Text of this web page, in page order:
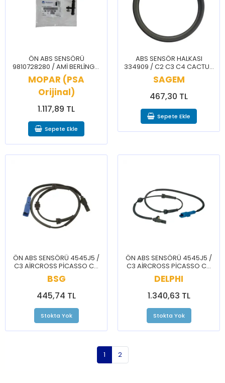
ÖN ABS SENSÖRÜ
9810728280 / AMİ BERLİNGO
C4 C4X C5 DS3 DS7 DS9
3008 308 408 5008 508
PARTNER RİFTER
MOPAR (PSA
Orijinal)
1.117,89 TL
Sepete Ekle
ABS SENSÖR HALKASI
334909 / C2 C3 C4 CACTUS
208 301
SAGEM
467,30 TL
Sepete Ekle
ÖN ABS SENSÖRÜ 4545J5 /
C3 AİRCROSS PİCASSO C4
CACTUS CELYSEE NEMO
2008 207 208 301 BİPPER
BSG
445,74 TL
Stokta Yok
ÖN ABS SENSÖRÜ 4545J5 /
C3 AİRCROSS PİCASSO C4
CACTUS CELYSEE NEMO
2008 207 208 301 BİPPER
DELPHI
1.340,63 TL
Stokta Yok
1 2